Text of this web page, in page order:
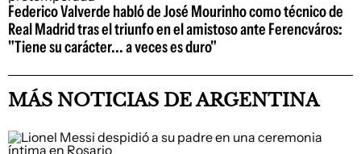
Federico Valverde habló de José Mourinho como técnico de
Real Madrid tras el triunfo en el amistoso ante Ferencváros:
"Tiene su carácter... a veces es duro"
MÁS NOTICIAS DE ARGENTINA